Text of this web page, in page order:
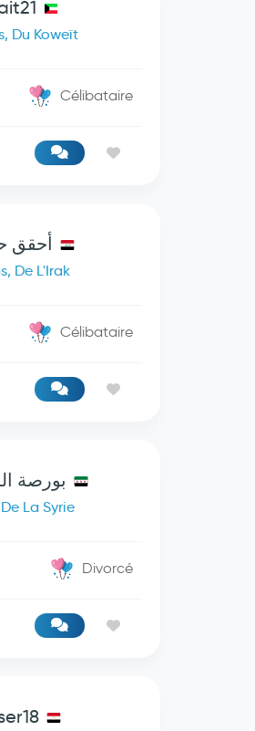
Du Koweït
Célibataire
أحقق
De L'Irak
Célibataire
بورصة
La Syrie
Divorcé